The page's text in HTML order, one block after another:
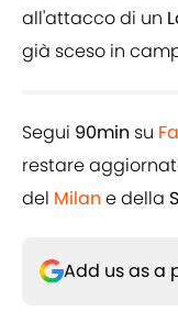
all'attacco di un
già sceso in
Segui 90min su
restare
del Milan e della
Add us as a